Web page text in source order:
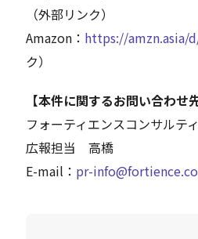
（外部リンク）
Amazon： https://amzn.asia/
ク）
【本件に関するお問い合わせ先
フォーティエンスコンサルテ
広報担当 高橋
E-mail： pr-